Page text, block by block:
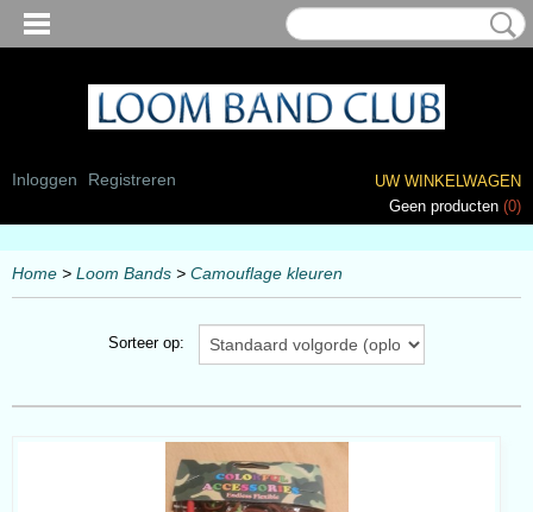
Inloggen Registreren
UW WINKELWAGEN
Geen producten (0)
Home > Loom Bands > Camouflage kleuren
Sorteer op: